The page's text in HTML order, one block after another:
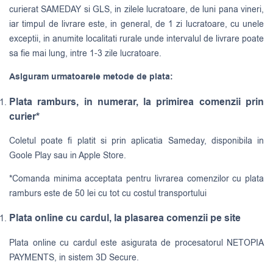
curieratSAMEDAY si GLS, in zilele lucratoare, de luni pana vineri,
iar timpul de livrare este, in general, de 1 zi lucratoare, cu unele
exceptii, in anumite localitati rurale unde intervalul de livrare poate
sa fie mai lung, intre 1-3 zile lucratoare.
Asiguram urmatoarele metode de plata:
Plata ramburs, in numerar, la primirea comenzii prin
curier*
Coletul poate fi platit si prin aplicatia Sameday, disponibila in
Goole Play sau in Apple Store.
*Comanda minima acceptata pentru livrarea comenzilor cu plata
ramburs este de 50 lei cu tot cu costul transportului
Plata online cu cardul, la plasarea comenzii pe site
Plata online cu cardul este asigurata de procesatorul NETOPIA
PAYMENTS, in sistem 3D Secure.